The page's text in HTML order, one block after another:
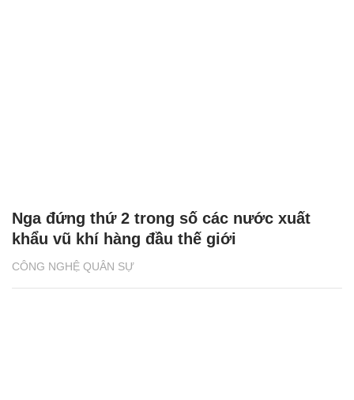
CÔNG NGHỆ QUÂN SỰ
Nga đứng thứ 2 trong số các nước xuất
khẩu vũ khí hàng đầu thế giới